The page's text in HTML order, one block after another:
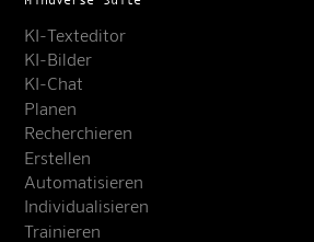
KI-Texteditor
KI-Bilder
KI-Chat
Planen
Recherchieren
Erstellen
Automatisieren
Individualisieren
Trainieren